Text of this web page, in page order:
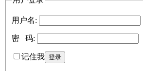
用户名:
密 码:
记住我